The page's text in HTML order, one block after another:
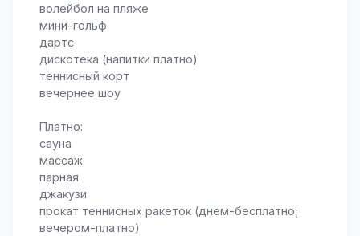
волейбол на пляже
мини-гольф
дартс
дискотека (напитки платно)
теннисный корт
вечернее шоу
Платно:
сауна
массаж
парная
джакузи
прокат теннисных ракеток (днем-бесплатно;
вечером-платно)